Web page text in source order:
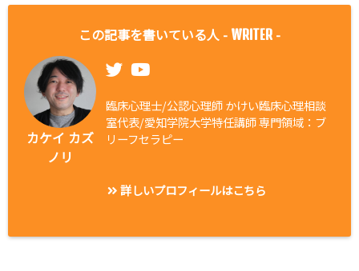
この記事を書いている人 - WRITER -
カケイ カズ
ノリ
臨床心理士/公認心理師 かけい臨床心理相談
室代表/愛知学院大学特任講師 専門領域：ブ
リーフセラピー
詳しいプロフィールはこちら